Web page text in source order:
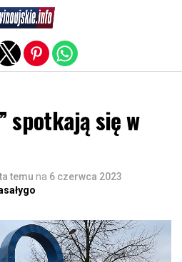
spotkają się w
temu na 6 czerwca 2023
version